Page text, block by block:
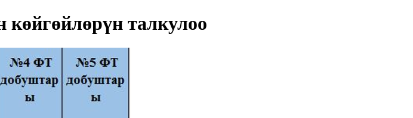
талкулоо